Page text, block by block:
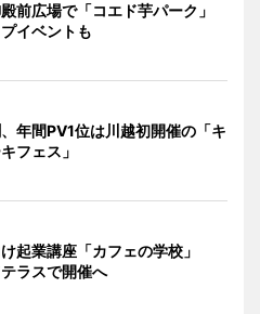
前広場で「コエド芋パーク」
イベントも
年間PV1位は川越初開催の「キ
フェス」
起業講座「カフェの学校」
ラスで開催へ